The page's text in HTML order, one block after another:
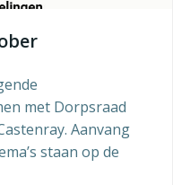
met Dorpsraad
Aanvang
staan op de